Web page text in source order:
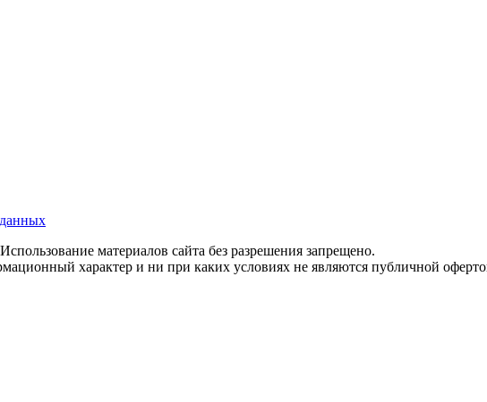
материалов сайта без разрешения запрещено.
характер и ни при каких условиях не являются публичной